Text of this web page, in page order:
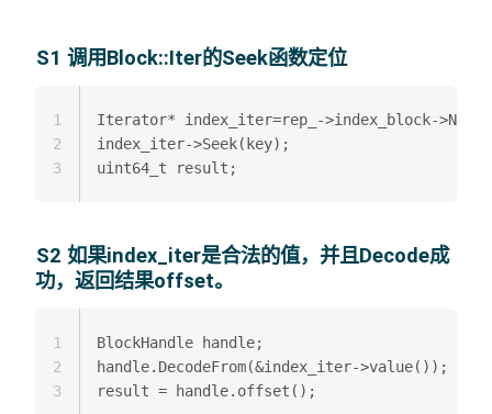
S1 调用Block::Iter的Seek函数定位
Iterator* index_iter=rep_->index_block-
index_iter->Seek(key);
1
2
3
S2 如果index_iter是合法的值，并且Decode成
功，返回结果offset。
BlockHandle handle;
handle.DecodeFrom(&index_iter->value());
1
2
3